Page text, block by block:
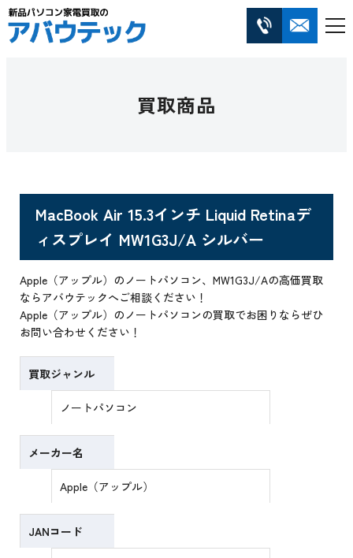
買取商品
MacBook Air 15.3インチ Liquid Retinaデ
ィスプレイ MW1G3J/A シルバー
Apple（アップル）のノートパソコン、MW1G3J/Aの高価買取
ならアバウテックへご相談ください！
Apple（アップル）のノートパソコンの買取でお困りならぜひ
お問い合わせください！
買取ジャンル
ノートパソコン
メーカー名
Apple（アップル）
JANコード